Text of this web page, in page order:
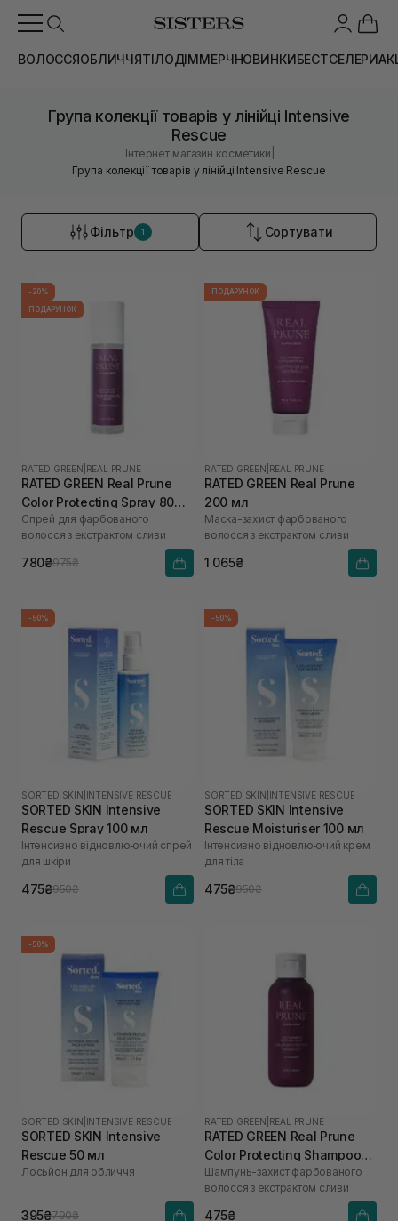
ВОЛОССЯОБЛИЧЧЯТІЛОДІММЕРЧНОВИНКИБЕСТСЕЛЕРИ
Група колекції товарів у лінійці Intensive
Rescue
Інтернет магазин косметики
Група колекції товарів у лінійці Intensive Rescue
Фільтр 1 Сортувати
-20%
ПОДАРУНОК
RATED GREEN REAL PRUNE
RATED GREEN Real Prune
Color Protecting Spray 80
мл
Спрей для фарбованого
волосся з екстрактом сливи
780₴975₴
ПОДАРУНОК
RATED GREEN REAL PRUNE
RATED GREEN Real Prune
200 мл
Маска-захист фарбованого
волосся з екстрактом сливи
1 065₴
-50%
SORTED SKIN INTENSIVE RESCUE
SORTED SKIN Intensive
Rescue Spray 100 мл
Інтенсивно відновлюючий спрей
для шкіри
475₴950₴
-50%
SORTED SKIN INTENSIVE RESCUE
SORTED SKIN Intensive
Rescue Moisturiser 100 мл
Інтенсивно відновлюючий крем
для тіла
475₴950₴
-50%
SORTED SKIN INTENSIVE RESCUE
SORTED SKIN Intensive
Rescue 50 мл
Лосьйон для обличчя
395₴790₴
RATED GREEN REAL PRUNE
RATED GREEN Real Prune
Color Protecting Shampoo
100 мл
Шампунь-захист фарбованого
волосся з екстрактом сливи
475₴